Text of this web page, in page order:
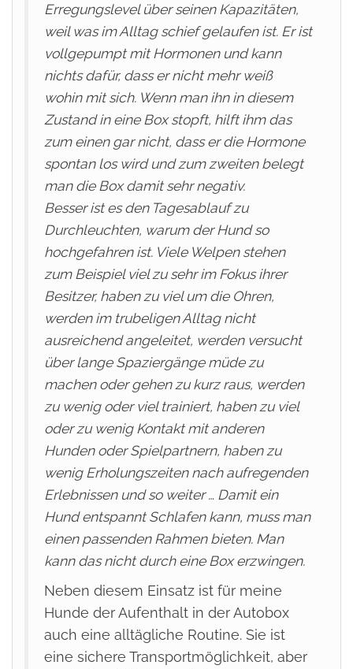
Erregungslevel über seinen Kapazitäten,
weil was im Alltag schief gelaufen ist. Er ist
vollgepumpt mit Hormonen und kann
nichts dafür, dass er nicht mehr weiß
wohin mit sich. Wenn man ihn in diesem
Zustand in eine Box stopft, hilft ihm das
zum einen gar nicht, dass er die Hormone
spontan los wird und zum zweiten belegt
man die Box damit sehr negativ.
Besser ist es den Tagesablauf zu
Durchleuchten, warum der Hund so
hochgefahren ist. Viele Welpen stehen
zum Beispiel viel zu sehr im Fokus ihrer
Besitzer, haben zu viel um die Ohren,
werden im trubeligen Alltag nicht
ausreichend angeleitet, werden versucht
über lange Spaziergänge müde zu
machen oder gehen zu kurz raus, werden
zu wenig oder viel trainiert, haben zu viel
oder zu wenig Kontakt mit anderen
Hunden oder Spielpartnern, haben zu
wenig Erholungszeiten nach aufregenden
Erlebnissen und so weiter … Damit ein
Hund entspannt Schlafen kann, muss man
einen passenden Rahmen bieten. Man
kann das nicht durch eine Box erzwingen.
Neben diesem Einsatz ist für meine
Hunde der Aufenthalt in der Autobox
auch eine alltägliche Routine. Sie ist
eine sichere Transportmöglichkeit, aber